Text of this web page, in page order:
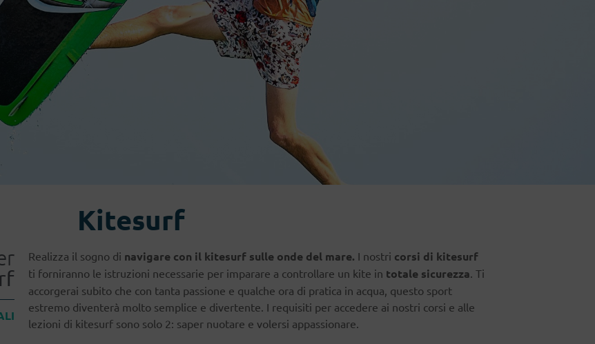
Kitesurf
Realizza il sogno di navigare con il kitesurf sulle onde del mare. I nostri corsi di kitesurf
ti forniranno le istruzioni necessarie per imparare a controllare un kite in totale sicurezza. Ti
accorgerai subito che con tanta passione e qualche ora di pratica in acqua, questo sport
estremo diventerà molto semplice e divertente. I requisiti per accedere ai nostri corsi e alle
lezioni di kitesurf sono solo 2: saper nuotare e volersi appassionare.